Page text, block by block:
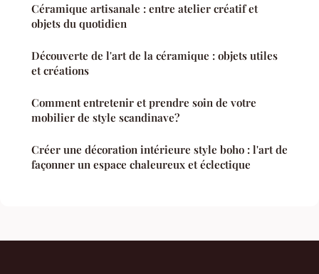
Céramique artisanale : entre atelier créatif et
objets du quotidien
Découverte de l'art de la céramique : objets utiles
et créations
Comment entretenir et prendre soin de votre
mobilier de style scandinave?
Créer une décoration intérieure style boho : l'art de
façonner un espace chaleureux et éclectique